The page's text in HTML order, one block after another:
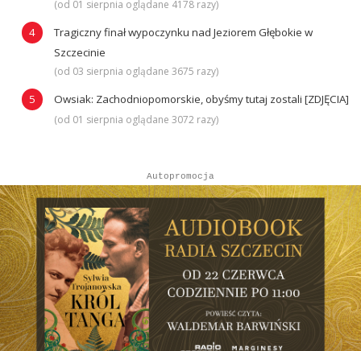
(od 01 sierpnia oglądane 4178 razy)
Tragiczny finał wypoczynku nad Jeziorem Głębokie w
Szczecinie
(od 03 sierpnia oglądane 3675 razy)
Owsiak: Zachodniopomorskie, obyśmy tutaj zostali [ZDJĘCIA]
(od 01 sierpnia oglądane 3072 razy)
Autopromocja